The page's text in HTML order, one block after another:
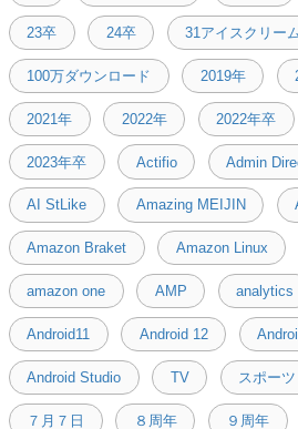
23卒 24卒 31アイスクリー
100万ダウンロード 2019年
2021年 2022年 2022年卒
2023年卒 Actifio Admin
AI StLike Amazing MEIJIN
Amazon Braket Amazon Linux
amazon one AMP analytics
Android11 Android 12
Android Studio TV スポーツ
７月７日 ８周年 ９周年